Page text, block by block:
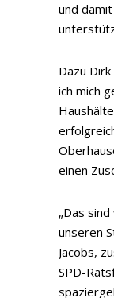
und
Dazu
ich mich
einen
„Das
unseren
Jacobs,
SPD-